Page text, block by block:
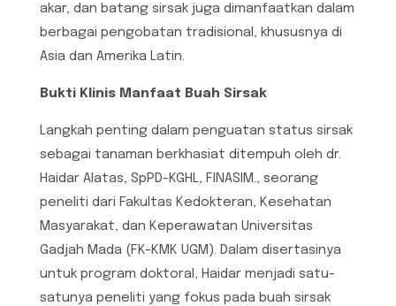
akar, dan batang sirsak juga dimanfaatkan dalam
berbagai pengobatan tradisional, khususnya di
Asia dan Amerika Latin.
Bukti Klinis Manfaat Buah Sirsak
Langkah penting dalam penguatan status sirsak
sebagai tanaman berkhasiat ditempuh oleh dr.
Haidar Alatas, SpPD-KGHL, FINASIM., seorang
peneliti dari Fakultas Kedokteran, Kesehatan
Masyarakat, dan Keperawatan Universitas
Gadjah Mada (FK-KMK UGM). Dalam disertasinya
untuk program doktoral, Haidar menjadi satu-
satunya peneliti yang fokus pada buah sirsak